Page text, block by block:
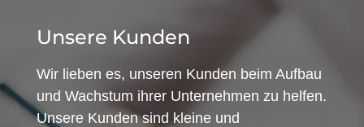
Unsere Kunden
Wir lieben es, unseren Kunden beim Aufbau
und Wachstum ihrer Unternehmen zu helfen.
Unsere Kunden sind kleine und